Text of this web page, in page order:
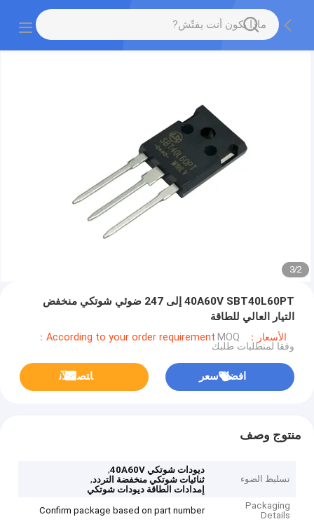
2
/
3
40A60V SBT40L60PT إلى 247 ضوئي شوتكي منخفض
التيار العالي للطاقة
الأسعار：According to your order requirement MOQ：
وفقا لمتطلبات طلبك
افضل سعر ﺎﺘﺼﻟ ﺍﻶﻧ
منتوج وصف
تسليط الضوء
ديودات شوتكي 40A60V
,
ثنائيات شوتكي منخفضة التردد,
إمدادات الطاقة ديودات شوتكي
Packaging
Details
Confirm package based on part number